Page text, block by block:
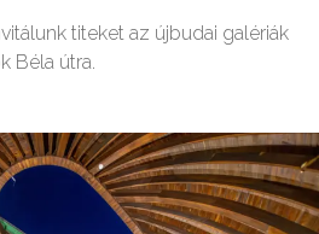
titeket az újbudai galériák
Béla útra.